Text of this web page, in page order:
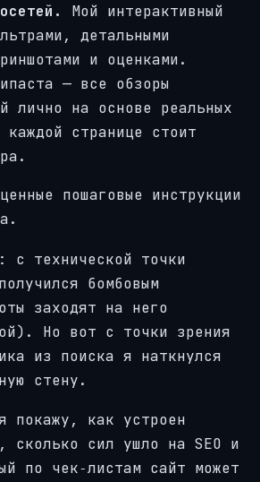
Мой интерактивный
детальными
и оценками.
— все обзоры
лично на основе реальных
странице стоит
пошаговые инструкции
с технической точки
бомбовым
заходят на него
Но вот с точки зрения
из поиска я наткнулся
стену.
покажу, как устроен
сколько сил ушло на SEO и
по чек‑листам сайт может